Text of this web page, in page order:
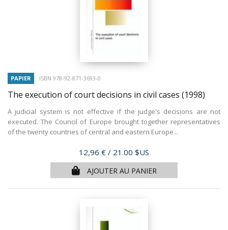
PAPIER ISBN 978-92-871-3693-0
The execution of court decisions in civil cases (1998)
A judicial system is not effective if the judge's decisions are not
executed. The Council of Europe brought together representatives
of the twenty countries of central and eastern Europe...
Prix
12,96 € / 21.00 $US
AJOUTER AU PANIER